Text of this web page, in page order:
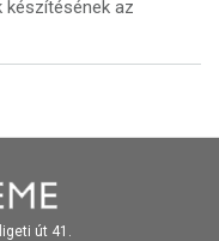
az
út 41.